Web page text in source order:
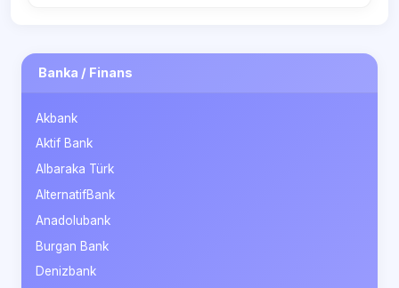
Banka / Finans
Akbank
Aktif Bank
Albaraka Türk
AlternatifBank
Anadolubank
Burgan Bank
Denizbank